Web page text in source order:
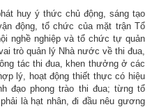
huy ý thức chủ động, sáng tạo
động, tổ chức của mặt trận Tổ
nghề nghiệp và tổ chức tự quản
trò quản lý Nhà nước về thi đua,
tác thi đua, khen thưởng ở các
lý, hoạt động thiết thực có hiệu
đạo phong trào thi đua; từng tổ
là hạt nhân, đi đầu nêu gương